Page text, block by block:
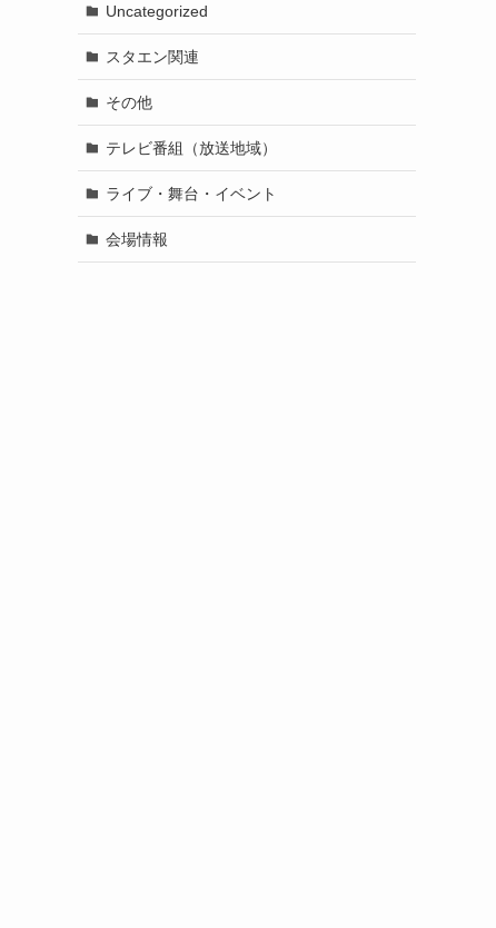
Uncategorized
スタエン関連
その他
テレビ番組（放送地域）
ライブ・舞台・イベント
会場情報